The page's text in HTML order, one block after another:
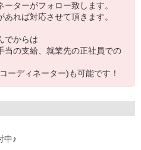
ターがフォロー致します。
れば対応させて頂きます。
でからは
当の支給、就業先の正社員での
ーディネーター)も可能です！
中♪